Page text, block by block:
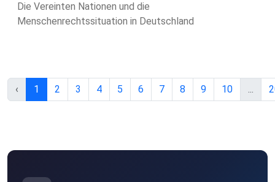
Die Vereinten Nationen und die
Menschenrechtssituation in Deutschland
‹ 1 2 3 4 5 6 7 8 9 10 ...